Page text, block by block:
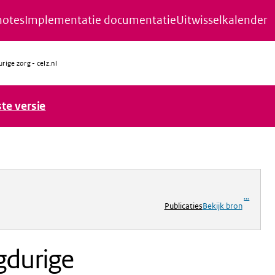
Implementatie documentatieUitwisselkalender
zorg - celz.nl
versie
PublicatiesBekijk bron
...